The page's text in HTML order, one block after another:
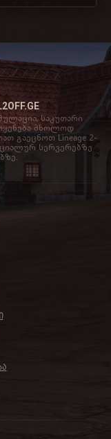
საკუთარი
მხოლოდ
გაეცნოთ Lineage 2-
სერვერებზე